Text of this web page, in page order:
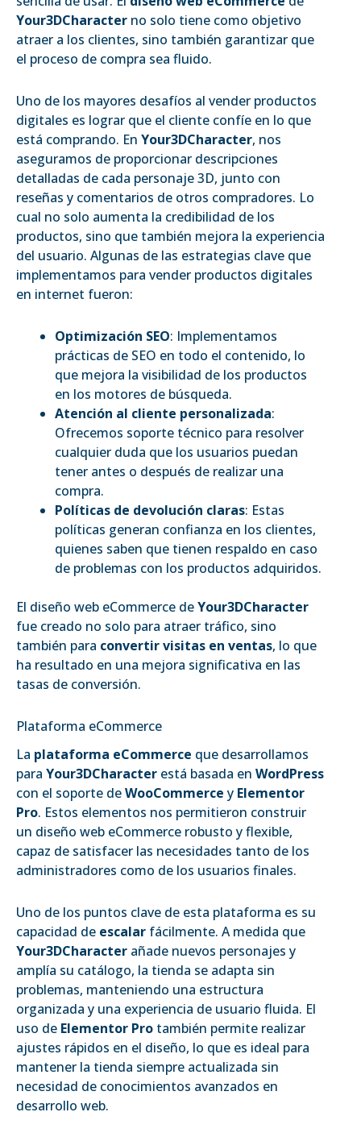
Your3DCharacter no solo tiene como objetivo
atraer a los clientes, sino también garantizar que
el proceso de compra sea fluido.
Uno de los mayores desafíos al vender productos
digitales es lograr que el cliente confíe en lo que
está comprando. En Your3DCharacter, nos
aseguramos de proporcionar descripciones
detalladas de cada personaje 3D, junto con
reseñas y comentarios de otros compradores. Lo
cual no solo aumenta la credibilidad de los
productos, sino que también mejora la experiencia
del usuario. Algunas de las estrategias clave que
implementamos para vender productos digitales
en internet fueron:
Optimización SEO: Implementamos
prácticas de SEO en todo el contenido, lo
que mejora la visibilidad de los productos
en los motores de búsqueda.
Atención al cliente personalizada:
Ofrecemos soporte técnico para resolver
cualquier duda que los usuarios puedan
tener antes o después de realizar una
compra.
Políticas de devolución claras: Estas
políticas generan confianza en los clientes,
quienes saben que tienen respaldo en caso
de problemas con los productos adquiridos.
El diseño web eCommerce deYour3DCharacter
fue creado no solo para atraer tráfico, sino
también para convertir visitas en ventas, lo que
ha resultado en una mejora significativa en las
tasas de conversión.
Plataforma eCommerce
La plataforma eCommerce que desarrollamos
para Your3DCharacter está basada en WordPress
con el soporte deWooCommerce y Elementor
Pro. Estos elementos nos permitieron construir
un diseño web eCommerce robusto y flexible,
capaz de satisfacer las necesidades tanto de los
administradores como de los usuarios finales.
Uno de los puntos clave de esta plataforma es su
capacidad de escalar fácilmente. A medida que
Your3DCharacter añade nuevos personajes y
amplía su catálogo, la tienda se adapta sin
problemas, manteniendo una estructura
organizada y una experiencia de usuario fluida. El
uso de Elementor Pro también permite realizar
ajustes rápidos en el diseño, lo que es ideal para
mantener la tienda siempre actualizada sin
necesidad de conocimientos avanzados en
desarrollo web.